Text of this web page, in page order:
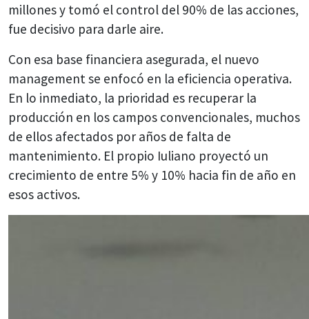
millones y tomó el control del 90% de las acciones,
fue decisivo para darle aire.
Con esa base financiera asegurada, el nuevo
management se enfocó en la eficiencia operativa.
En lo inmediato, la prioridad es recuperar la
producción en los campos convencionales, muchos
de ellos afectados por años de falta de
mantenimiento. El propio Iuliano proyectó un
crecimiento de entre 5% y 10% hacia fin de año en
esos activos.